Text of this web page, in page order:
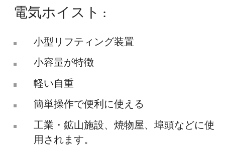
電気ホイスト :
小型リフティング装置
小容量が特徴
軽い自重
簡単操作で便利に使える
工業・鉱山施設、焼物屋、埠頭などに使
用されます。